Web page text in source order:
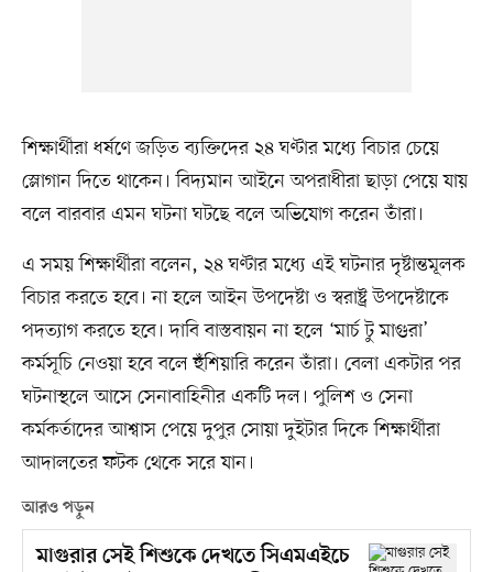
শিক্ষার্থীরা ধর্ষণে জড়িত ব্যক্তিদের ২৪ ঘণ্টার মধ্যে বিচার চেয়ে
স্লোগান দিতে থাকেন। বিদ্যমান আইনে অপরাধীরা ছাড়া পেয়ে যায়
বলে বারবার এমন ঘটনা ঘটছে বলে অভিযোগ করেন তাঁরা।
এ সময় শিক্ষার্থীরা বলেন, ২৪ ঘণ্টার মধ্যে এই ঘটনার দৃষ্টান্তমূলক
বিচার করতে হবে। না হলে আইন উপদেষ্টা ও স্বরাষ্ট্র উপদেষ্টাকে
পদত্যাগ করতে হবে। দাবি বাস্তবায়ন না হলে ‘মার্চ টু মাগুরা’
কর্মসূচি নেওয়া হবে বলে হুঁশিয়ারি করেন তাঁরা। বেলা একটার পর
ঘটনাস্থলে আসে সেনাবাহিনীর একটি দল। পুলিশ ও সেনা
কর্মকর্তাদের আশ্বাস পেয়ে দুপুর সোয়া দুইটার দিকে শিক্ষার্থীরা
আদালতের ফটক থেকে সরে যান।
আরও পড়ুন
মাগুরার সেই শিশুকে দেখতে সিএমএইচে